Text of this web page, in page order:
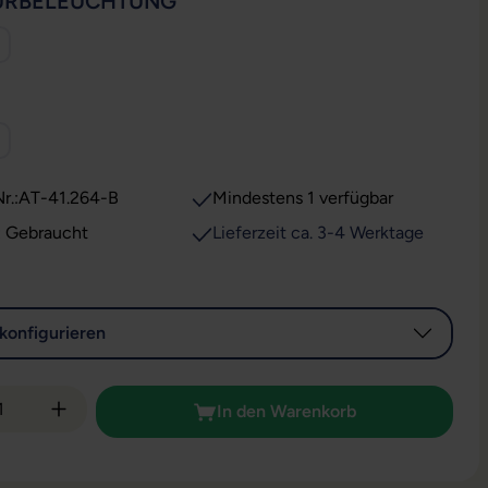
AT-41.264-B
Gebraucht
Mindestens 1 verfügbar
Lieferzeit ca. 3-4 Werktage
Anzahl: Gib den gewünschten Wert ein
In den Warenkorb